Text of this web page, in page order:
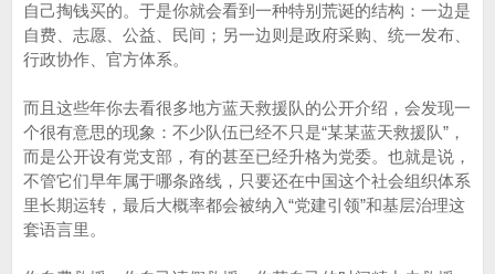
自己掏钱买的。于是你就会看到一种特别荒诞的结构：一边是
自费、志愿、公益、民间；另一边则是政府采购、统一发布、
行政协作、官方体系。
而且这些年你去看很多地方蓝天救援队的公开介绍，会发现一
个很有意思的现象：不少队伍已经不只是“某某蓝天救援队”，
而是公开设有党支部，有的甚至已经升格为党委。也就是说，
不管它们早年属于哪条路线，只要还在中国这个社会组织体系
里长期运转，最后大概率都会被纳入“党建引领”和基层治理这
套语言里。